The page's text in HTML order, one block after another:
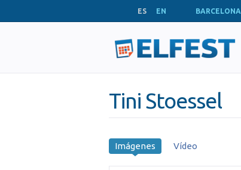
ES EN BARCELONA
Tini Stoessel
Imágenes Vídeo